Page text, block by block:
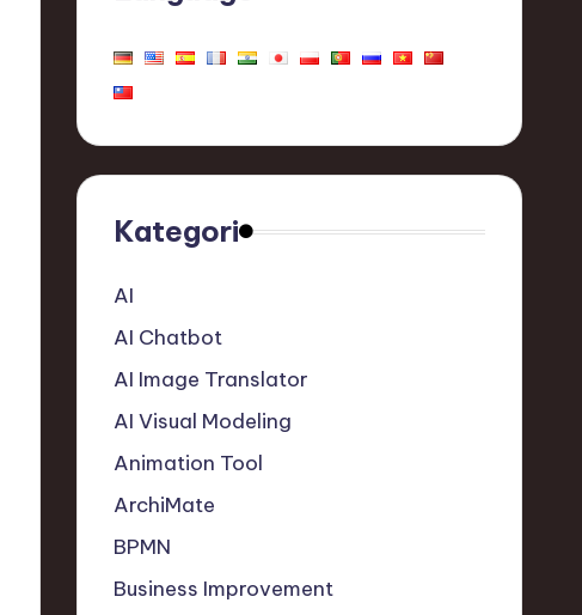
Kategori
AI
AI Chatbot
AI Image Translator
AI Visual Modeling
Animation Tool
ArchiMate
BPMN
Business Improvement